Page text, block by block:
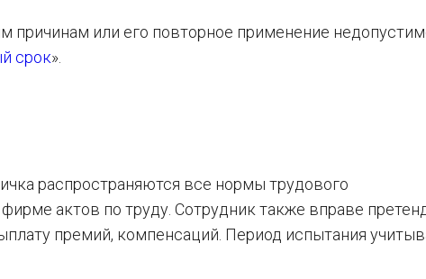
причинам или его повторное применение
срок».
распространяются все нормы трудового
актов по труду. Сотрудник также вправе
премий, компенсаций. Период испытания